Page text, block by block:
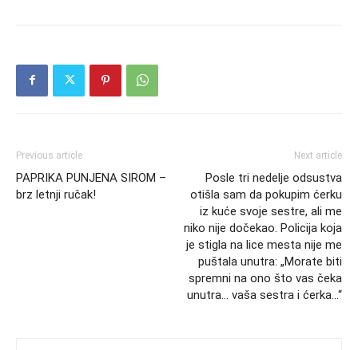
Previous article
PAPRIKA PUNJENA SIROM –
brz letnji ručak!
Next article
Posle tri nedelje odsustva
otišla sam da pokupim ćerku
iz kuće svoje sestre, ali me
niko nije dočekao. Policija koja
je stigla na lice mesta nije me
puštala unutra: „Morate biti
spremni na ono što vas čeka
unutra… vaša sestra i ćerka…“